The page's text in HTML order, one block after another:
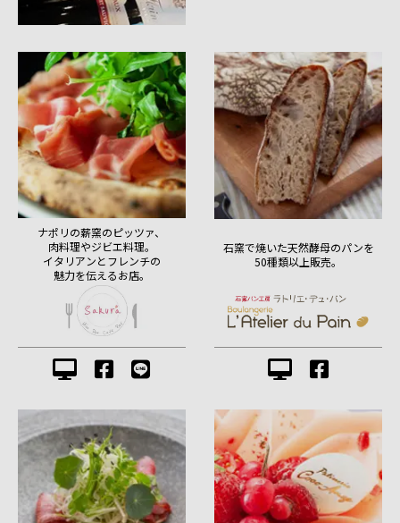
ナポリの薪窯のピッツァ、
肉料理やジビエ料理。
イタリアンとフレンチの
魅力を伝えるお店。
石窯で焼いた天然酵母のパンを
50種類以上販売。